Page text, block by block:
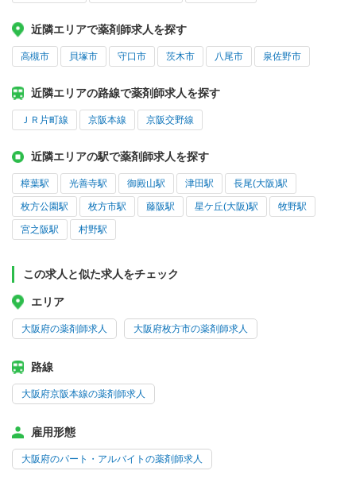
近隣エリアで薬剤師求人を探す
高槻市 貝塚市 守口市 茨木市 八尾市 泉佐野市
近隣エリアの路線で薬剤師求人を探す
ＪＲ片町線 京阪本線 京阪交野線
近隣エリアの駅で薬剤師求人を探す
樟葉駅 光善寺駅 御殿山駅 津田駅 長尾(大阪)駅
枚方公園駅 枚方市駅 藤阪駅 星ケ丘(大阪)駅 牧野駅
宮之阪駅 村野駅
この求人と似た求人をチェック
エリア
大阪府の薬剤師求人 大阪府枚方市の薬剤師求人
路線
大阪府京阪本線の薬剤師求人
雇用形態
大阪府のパート・アルバイトの薬剤師求人